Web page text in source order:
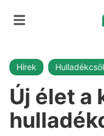
Hírek
Új élet a